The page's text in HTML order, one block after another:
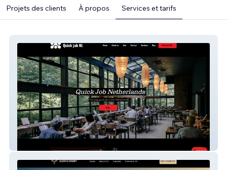
Projets des clients À propos Services et tarifs